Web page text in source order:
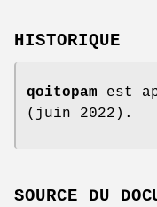
HISTORIQUE
qoitopam est
(juin 2022).
SOURCE DU